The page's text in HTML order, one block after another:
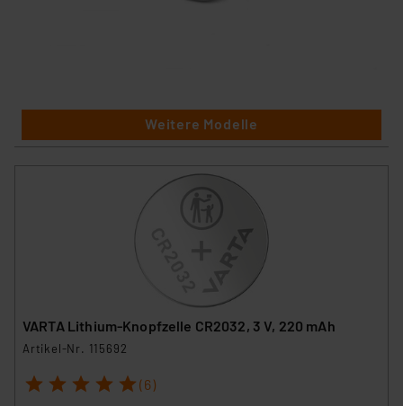
Weitere Modelle
VARTA Lithium-Knopfzelle CR2032, 3 V, 220 mAh
Artikel-Nr. 115692
1 2 3 4 5 (6)